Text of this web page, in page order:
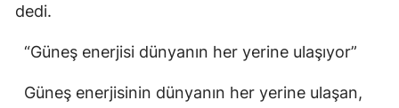
dedi.
“Güneş enerjisi dünyanın her yerine ulaşıyor”
Güneş enerjisinin dünyanın her yerine ulaşan,